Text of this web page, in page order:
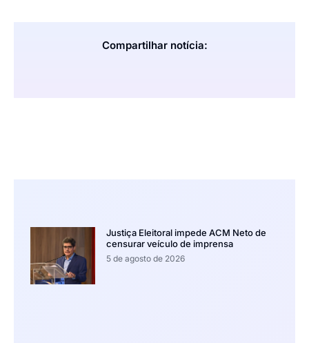
Compartilhar notícia:
Justiça Eleitoral impede ACM Neto de
censurar veículo de imprensa
5 de agosto de 2026